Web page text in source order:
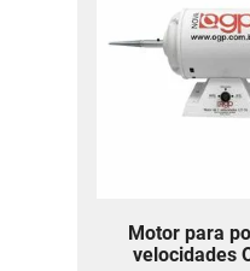
Motor para
velocidades